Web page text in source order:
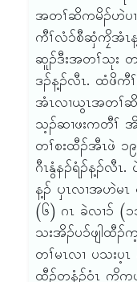
အတၢ်ဆိကမိၣ်ဟဲပၢ
ကီၢ်လံ၁်စီဆှံကၠိအံၤ
ဆူၣ်ဒီးအတၢ်သုး
ဒၣ်န့ၣ်လီၤ. ထံဖိကီ
အံၤလၢယွၤအတၢ်
သ့ၣ်ဆၢဖးကတီၢ်
တၢ်စးထီၣ်အီၤဖဲ ၁
ဂီၤနွံနၣ်ရံၣ်န့ၣ်လီ
န့ၣ် ၦၤလၢအဟဲမၤ
(၆) ဂၤ ခဲလၢ၁် (၁
သးအိၣ်ပ၁်ဖျါထီ
တၢ်မၤလၢ ပသးပ့
ထီၣ်တနံၣ်ဝံၤ ကၠိကပ